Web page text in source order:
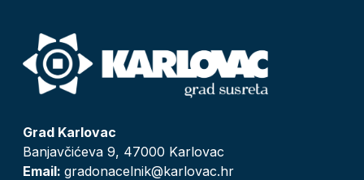
Grad Karlovac
Banjavčićeva 9, 47000 Karlovac
Email: gradonacelnik@karlovac.hr